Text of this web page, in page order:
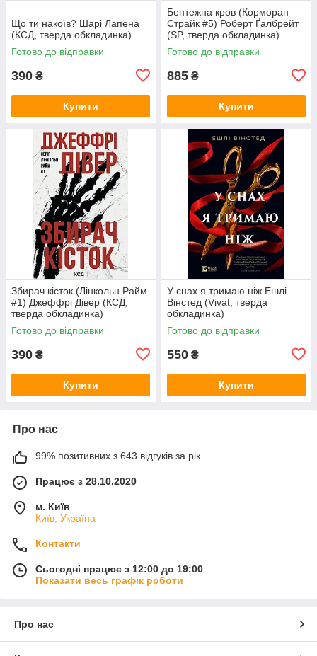
Що ти накоїв? Шарі Лапена
(КСД, тверда обкладинка)
Готово до відправки
390 ₴
Купити
Бентежна кров (Корморан
Страйк #5) Роберт Ґалбрейт
(SP, тверда обкладинка)
Готово до відправки
885 ₴
Купити
Збирач кісток (Лінкольн Райм
#1) Джеффрі Дівер (КСД,
тверда обкладинка)
Готово до відправки
390 ₴
Купити
У снах я тримаю ніж Ешлі
Вінстед (Vivat, тверда
обкладинка)
Готово до відправки
550 ₴
Купити
Про нас
99% позитивних з 643 відгуків за рік
Працює з 28.10.2020
м. Київ
Київ, Україна
Контакти
Сьогодні працює з 12:00 до 19:00
Показати весь графік роботи
Про нас